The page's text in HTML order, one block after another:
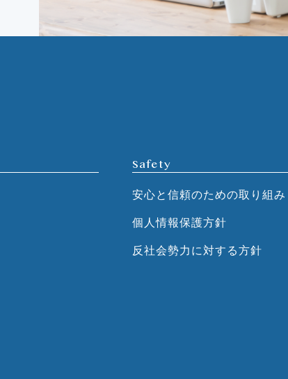
Safety
安心と信頼のための取り組み
個人情報保護方針
反社会勢力に対する方針